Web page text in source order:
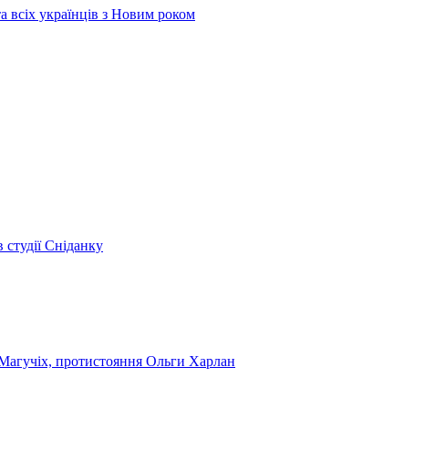
всіх українців з Новим роком
Сніданку
протистояння Ольги Харлан